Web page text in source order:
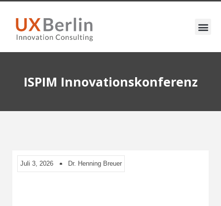
ISPIM Innovationskonferenz
Juli 3, 2026 Dr. Henning Breuer